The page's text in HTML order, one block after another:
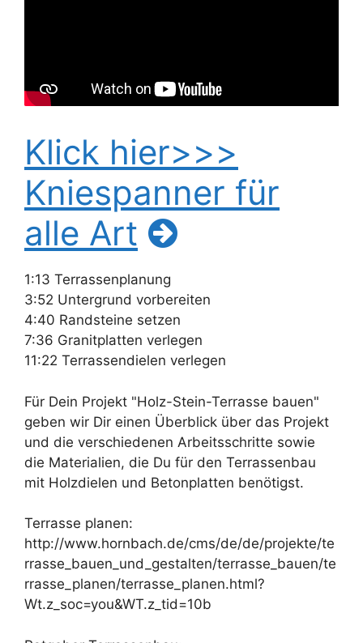
Klick hier>>>
Kniespanner für
alle Art
1:13 Terrassenplanung
3:52 Untergrund vorbereiten
4:40 Randsteine setzen
7:36 Granitplatten verlegen
11:22 Terrassendielen verlegen
Für Dein Projekt "Holz-Stein-Terrasse bauen"
geben wir Dir einen Überblick über das Projekt
und die verschiedenen Arbeitsschritte sowie
die Materialien, die Du für den Terrassenbau
mit Holzdielen und Betonplatten benötigst.
Terrasse planen:
http://www.hornbach.de/cms/de/de/projekte/te
rrasse_bauen_und_gestalten/terrasse_bauen/te
rrasse_planen/terrasse_planen.html?
Wt.z_soc=you&WT.z_tid=10b